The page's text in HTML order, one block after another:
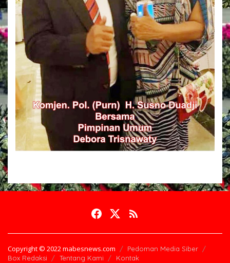
Copyright © 2022 mabesnews.com
Pedoman Media Siber
Box Redaksi
Tentang Kami Kontak